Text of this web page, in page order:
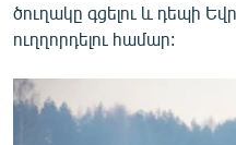
ծուղակը գցելու և դեպի
ուղղորդելու համար: